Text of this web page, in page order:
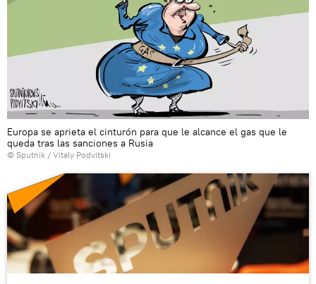
Europa se aprieta el cinturón para que le alcance el gas que le
queda tras las sanciones a Rusia
© Sputnik / Vitaly Podvitski